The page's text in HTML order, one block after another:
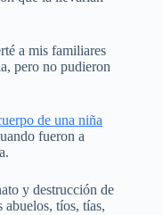
a mis familiares
pero no pudieron
de una niña
fueron a
y destrucción de
abuelos, tíos, tías,